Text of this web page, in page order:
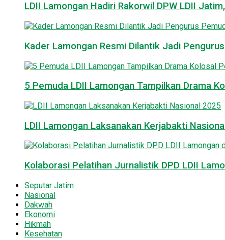
LDII Lamongan Hadiri Rakorwil DPW LDII
Kader Lamongan Resmi Dilantik Jadi
5 Pemuda LDII Lamongan Tampilkan Drama
LDII Lamongan Laksanakan Kerjabakti
Kolaborasi Pelatihan Jurnalistik DPD LDII
Seputar Jatim
Nasional
Dakwah
Ekonomi
Hikmah
Kesehatan